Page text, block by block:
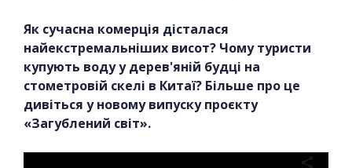
Як сучасна комерція дісталася
найекстремальніших висот? Чому туристи
купують воду у дерев'яній будці на
стометровій скелі в Китаї? Більше про це
дивіться у новому випуску проєкту
«Загублений світ».